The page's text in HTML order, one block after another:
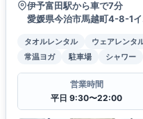
伊予富田駅から車で7分
愛媛県今治市馬越町4-8-1
タオルレンタル ウェアレンタ
常温ヨガ
駐車場 シャワー
営業時間
平日 9:30〜22:00